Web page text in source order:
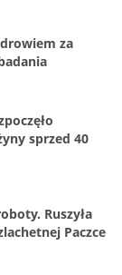
za
sprzed 40
Ruszyła
Paczce